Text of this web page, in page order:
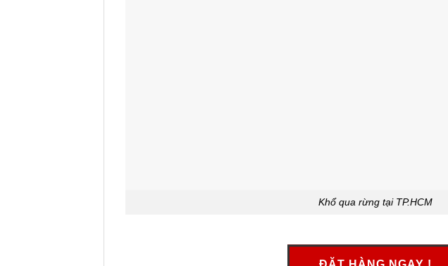
Khổ qua rừng tại TP.HCM